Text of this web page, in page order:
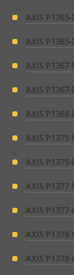
AXIS
AXIS
AXIS
AXIS
AXIS
AXIS
AXIS
AXIS
AXIS
AXIS
AXIS